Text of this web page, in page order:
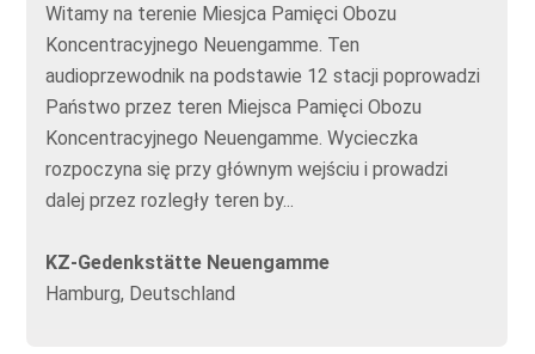
Witamy na terenie Miesjca Pamięci Obozu
Koncentracyjnego Neuengamme. Ten
audioprzewodnik na podstawie 12 stacji poprowadzi
Państwo przez teren Miejsca Pamięci Obozu
Koncentracyjnego Neuengamme. Wycieczka
rozpoczyna się przy głównym wejściu i prowadzi
dalej przez rozległy teren by...
KZ-Gedenkstätte Neuengamme
Hamburg, Deutschland